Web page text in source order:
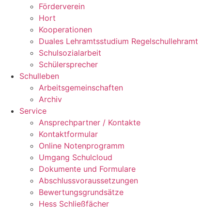
Förderverein
Hort
Kooperationen
Duales Lehramtsstudium Regelschullehramt
Schulsozialarbeit
Schülersprecher
Schulleben
Arbeitsgemeinschaften
Archiv
Service
Ansprechpartner / Kontakte
Kontaktformular
Online Notenprogramm
Umgang Schulcloud
Dokumente und Formulare
Abschlussvoraussetzungen
Bewertungsgrundsätze
Hess Schließfächer